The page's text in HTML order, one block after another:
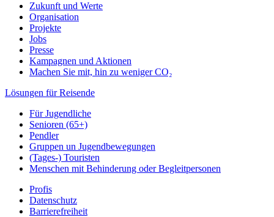
Zukunft und Werte
Organisation
Projekte
Jobs
Presse
Kampagnen und Aktionen
Machen Sie mit, hin zu weniger CO₂
Lösungen für Reisende
Für Jugendliche
Senioren (65+)
Pendler
Gruppen un Jugendbewegungen
(Tages-) Touristen
Menschen mit Behinderung oder Begleitpersonen
Profis
Datenschutz
Barrierefreiheit